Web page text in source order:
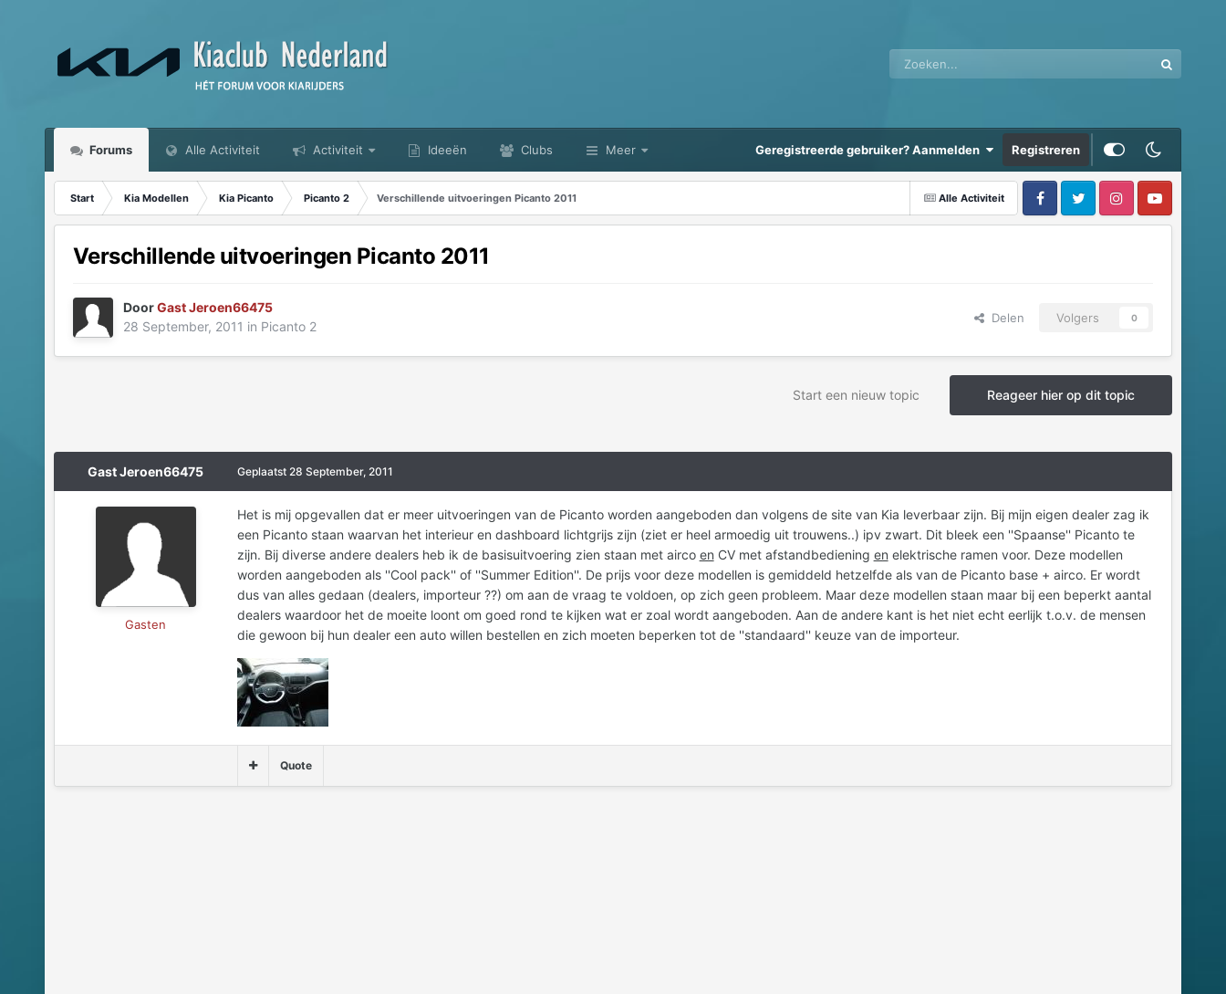
Forums Alle Activiteit Activiteit Ideeën Clubs Meer Geregistreerde gebruiker? Aanmelden Registreren
Alle Activiteit
Start Kia Modellen Kia Picanto Picanto 2 Verschillende uitvoeringen Picanto 2011
Verschillende uitvoeringen Picanto 2011
DoorGast Jeroen66475
28 September, 2011 in Picanto 2
Delen Volgers 0
Reageer hier op dit topic
Start een nieuw topic
Gast Jeroen66475
Gasten
Geplaatst 28 September, 2011
Het is mij opgevallen dat er meer uitvoeringen van de Picanto worden aangeboden dan volgens de site van Kia leverbaar zijn. Bij mijn eigen dealer zag ik
een Picanto staan waarvan het interieur en dashboard lichtgrijs zijn (ziet er heel armoedig uit trouwens..) ipv zwart. Dit bleek een ''Spaanse'' Picanto te
zijn. Bij diverse andere dealers heb ik de basisuitvoering zien staan met airco en CV met afstandbediening en elektrische ramen voor. Deze modellen
worden aangeboden als ''Cool pack'' of ''Summer Edition''. De prijs voor deze modellen is gemiddeld hetzelfde als van de Picanto base + airco. Er wordt
dus van alles gedaan (dealers, importeur ??) om aan de vraag te voldoen, op zich geen probleem. Maar deze modellen staan maar bij een beperkt aantal
dealers waardoor het de moeite loont om goed rond te kijken wat er zoal wordt aangeboden. Aan de andere kant is het niet echt eerlijk t.o.v. de mensen
die gewoon bij hun dealer een auto willen bestellen en zich moeten beperken tot de ''standaard'' keuze van de importeur.
Quote